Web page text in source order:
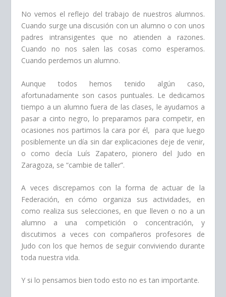
No vemos el reflejo del trabajo de nuestros alumnos.
Cuando surge una discusión con un alumno o con unos
padres intransigentes que no atienden a razones.
Cuando no nos salen las cosas como esperamos.
Cuando perdemos un alumno.
Aunque todos hemos tenido algún caso,
afortunadamente son casos puntuales. Le dedicamos
tiempo a un alumno fuera de las clases, le ayudamos a
pasar a cinto negro, lo preparamos para competir, en
ocasiones nos partimos la cara por él, para que luego
posiblemente un día sin dar explicaciones deje de venir,
o como decía Luís Zapatero, pionero del Judo en
Zaragoza, se “cambie de taller”.
A veces discrepamos con la forma de actuar de la
Federación, en cómo organiza sus actividades, en
como realiza sus selecciones, en que lleven o no a un
alumno a una competición o concentración, y
discutimos a veces con compañeros profesores de
Judo con los que hemos de seguir conviviendo durante
toda nuestra vida.
Y si lo pensamos bien todo esto no es tan importante.